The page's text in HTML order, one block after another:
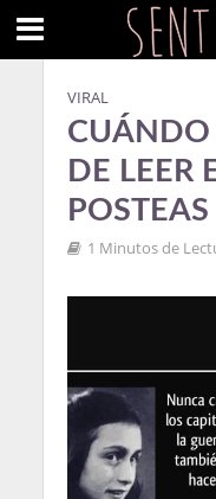
VIRAL
CUÁNDO
DE LEER
1 Minutos de